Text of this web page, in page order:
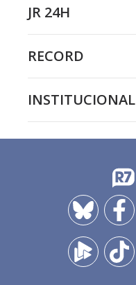
JR 24H
RECORD
INSTITUCIONAL